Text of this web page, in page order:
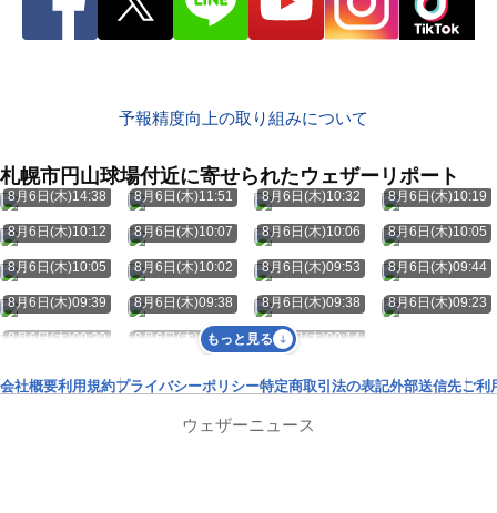
予報精度向上の取り組みについて
札幌市円山球場付近に寄せられたウェザーリポート
8月6日(木)14:38 8月6日(木)11:51 8月6日(木)10:32 8月6日(木)10:19
8月6日(木)10:12 8月6日(木)10:07 8月6日(木)10:06 8月6日(木)10:05
8月6日(木)10:05 8月6日(木)10:02 8月6日(木)09:53 8月6日(木)09:44
8月6日(木)09:39 8月6日(木)09:38 8月6日(木)09:38 8月6日(木)09:23
8月6日(木)09:20 8月6日(木)09:18 8月6日(木)09:14
もっと見る
会社概要利用規約プライバシーポリシー特定商取引法の表記外部送信先ご利
ウェザーニュース